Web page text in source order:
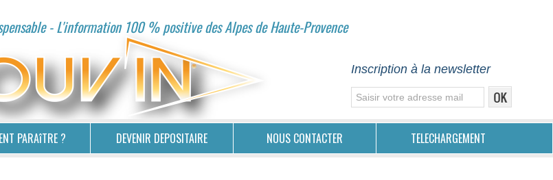
- L'information 100 % positive des Alpes de Haute-Provence
Inscription à la newsletter
PARAîTRE ? DEVENIR DEPOSITAIRE NOUS CONTACTER TELECHARGEMENT